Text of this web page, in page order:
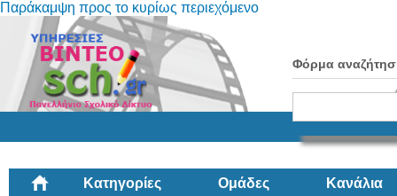
Παράκαμψη προς το κυρίως περιεχόμενο
Φόρμα
Κατηγορίες Ομάδες Κανάλια